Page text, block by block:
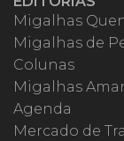
Migalhas
Migalhas de
Colunas
Migalhas
Agenda
Mercado de